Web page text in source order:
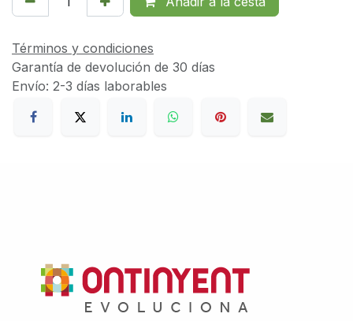
Términos y condiciones
Garantía de devolución de 30 días
Envío: 2-3 días laborables